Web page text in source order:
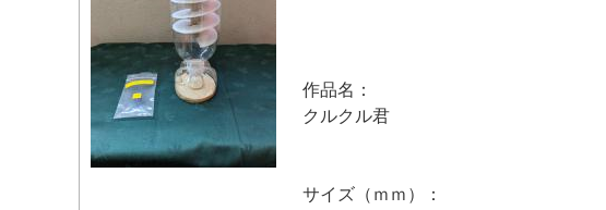
作品名：
クルクル君
サイズ（ｍｍ）：
マイメディア検索